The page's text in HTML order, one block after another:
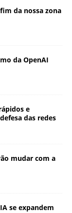
da nossa zona
da OpenAI
e
das redes
mudar com a
se expandem